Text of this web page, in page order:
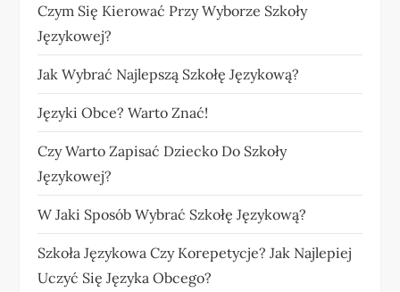
Czym Się Kierować Przy Wyborze Szkoły
Językowej?
Jak Wybrać Najlepszą Szkołę Językową?
Języki Obce? Warto Znać!
Czy Warto Zapisać Dziecko Do Szkoły
Językowej?
W Jaki Sposób Wybrać Szkołę Językową?
Szkoła Językowa Czy Korepetycje? Jak Najlepiej
Uczyć Się Języka Obcego?